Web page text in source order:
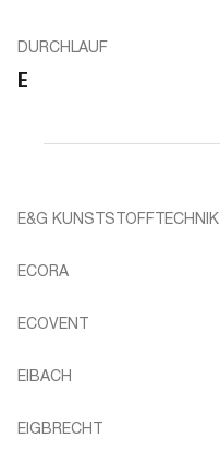
DURCHLAUF
E
E&G KUNSTSTOFFTECHNIK
ECORA
ECOVENT
EIBACH
EIGBRECHT